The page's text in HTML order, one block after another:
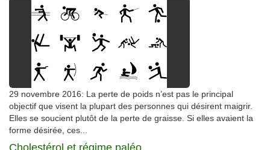
29 novembre 2016: La perte de poids n’est pas le principal
objectif que visent la plupart des personnes qui désirent maigrir.
Elles se soucient plutôt de la perte de graisse. Si elles avaient la
forme désirée, ces...
Cholestérol et régime paléo